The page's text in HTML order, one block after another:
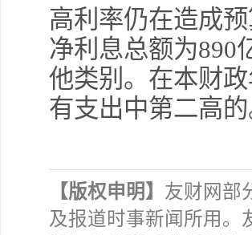
高利率仍在造成
净利息总额为890
他类别。在本财
有支出中第二高的
【版权申明】 友财网部
及报道时事新闻所用。